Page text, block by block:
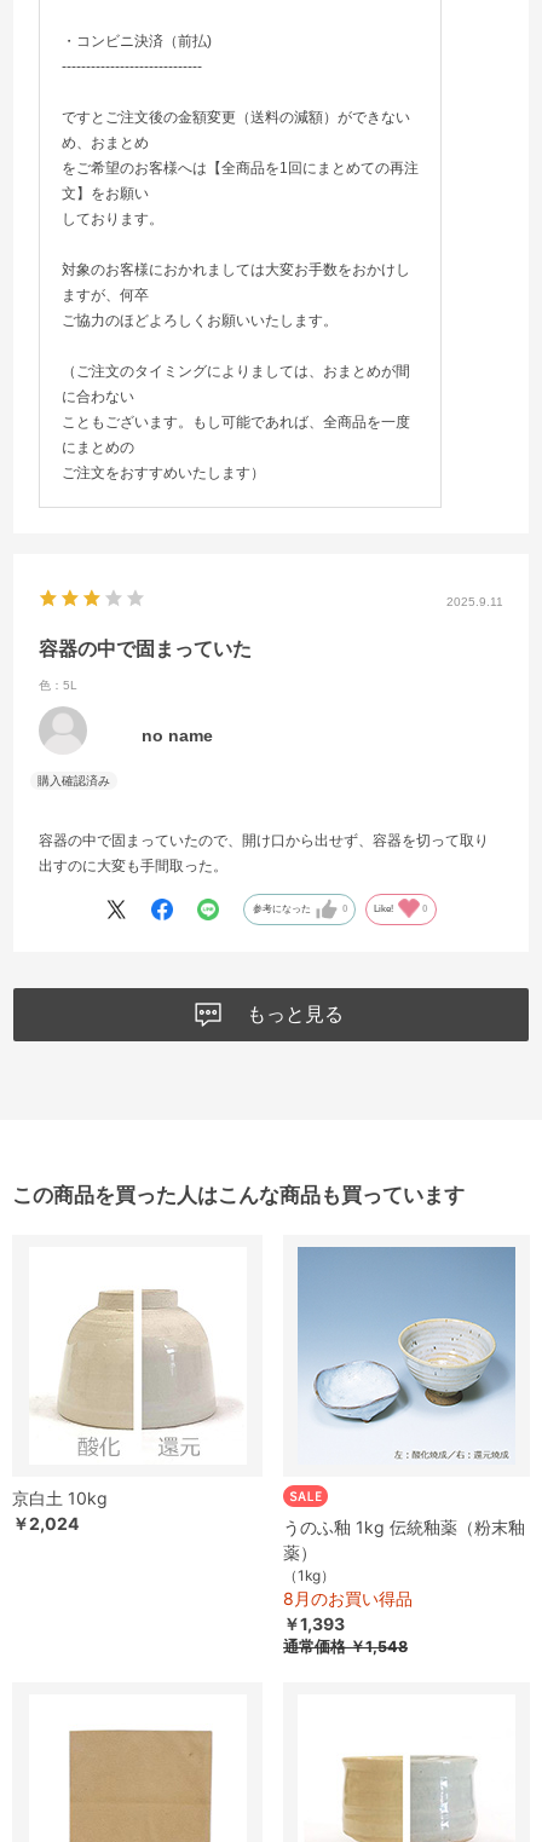
・コンビニ決済（前払)
-----------------------------
ですとご注文後の金額変更（送料の減額）ができない
め、おまとめ
をご希望のお客様へは【全商品を1回にまとめての再注
文】をお願い
しております。
対象のお客様におかれましては大変お手数をおかけし
ますが、何卒
ご協力のほどよろしくお願いいたします。
（ご注文のタイミングによりましては、おまとめが間
に合わない
こともございます。もし可能であれば、全商品を一度
にまとめの
ご注文をおすすめいたします）
2025.9.11
容器の中で固まっていた
色：5L
no name
容器の中で固まっていたので、開け口から出せず、容器を切って取り
出すのに大変も手間取った。
参考になった 0 Like! 0
もっと見る
この商品を買った人はこんな商品も買っています
京白土 10kg
￥2,024
うのふ釉 1kg 伝統釉薬（粉末釉
薬）
（1kg）
8月のお買い得品
￥1,393
通常価格￥1,548